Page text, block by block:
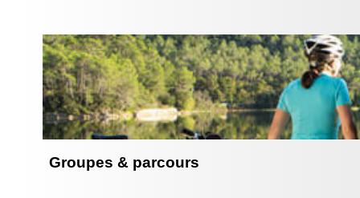
Groupes & parcours